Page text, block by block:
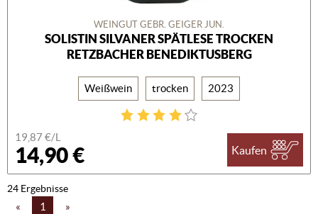
WEINGUT GEBR. GEIGER JUN.
SOLISTIN SILVANER SPÄTLESE TROCKEN
RETZBACHER BENEDIKTUSBERG
Weißwein trocken 2023
19,87 €/L
14,90 € Kaufen
24 Ergebnisse
« 1 »